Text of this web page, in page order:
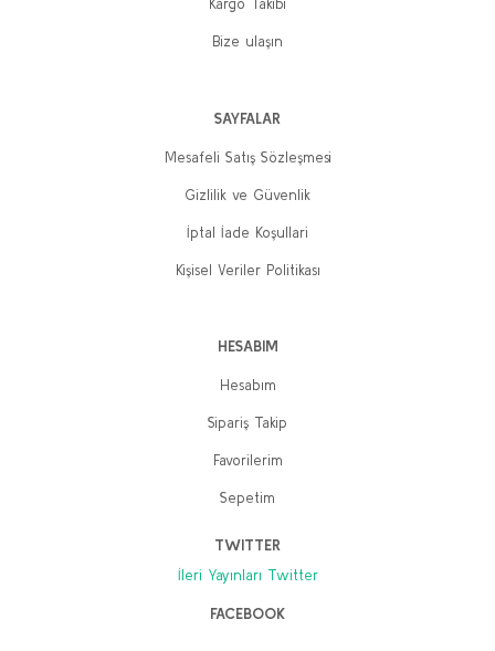
Kargo Takibi
Bize ulaşın
SAYFALAR
Mesafeli Satış Sözleşmesi
Gizlilik ve Güvenlik
İptal İade Koşullari
Kişisel Veriler Politikası
HESABIM
Hesabım
Sipariş Takip
Favorilerim
Sepetim
TWITTER
İleri Yayınları Twitter
FACEBOOK